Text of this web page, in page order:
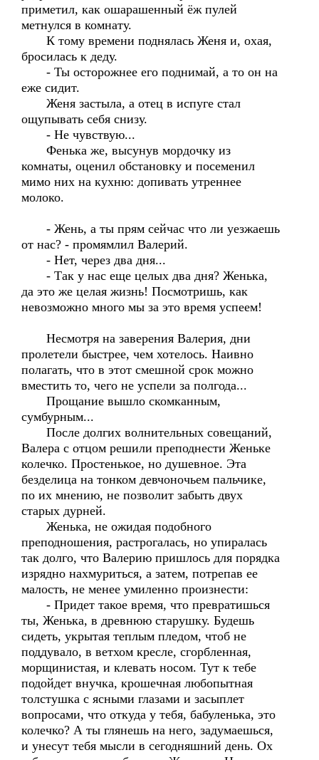
приметил, как ошарашенный ёж пулей
метнулся в комнату.
К тому времени поднялась Женя и, охая,
бросилась к деду.
- Ты осторожнее его поднимай, а то он на
еже сидит.
Женя застыла, а отец в испуге стал
ощупывать себя снизу.
- Не чувствую...
Фенька же, высунув мордочку из
комнаты, оценил обстановку и посеменил
мимо них на кухню: допивать утреннее
молоко.
- Жень, а ты прям сейчас что ли уезжаешь
от нас? - промямлил Валерий.
- Нет, через два дня...
- Так у нас еще целых два дня? Женька,
да это же целая жизнь! Посмотришь, как
невозможно много мы за это время успеем!
Несмотря на заверения Валерия, дни
пролетели быстрее, чем хотелось. Наивно
полагать, что в этот смешной срок можно
вместить то, чего не успели за полгода...
Прощание вышло скомканным,
сумбурным...
После долгих волнительных совещаний,
Валера с отцом решили преподнести Женьке
колечко. Простенькое, но душевное. Эта
безделица на тонком девчоночьем пальчике,
по их мнению, не позволит забыть двух
старых дурней.
Женька, не ожидая подобного
преподношения, растрогалась, но упиралась
так долго, что Валерию пришлось для порядка
изрядно нахмуриться, а затем, потрепав ее
малость, не менее умиленно произнести:
- Придет такое время, что превратишься
ты, Женька, в древнюю старушку. Будешь
сидеть, укрытая теплым пледом, чтоб не
поддувало, в ветхом кресле, сгорбленная,
морщинистая, и клевать носом. Тут к тебе
подойдет внучка, крошечная любопытная
толстушка с ясными глазами и засыплет
вопросами, что откуда у тебя, бабуленька, это
колечко? А ты глянешь на него, задумаешься,
и унесут тебя мысли в сегодняшний день. Ох